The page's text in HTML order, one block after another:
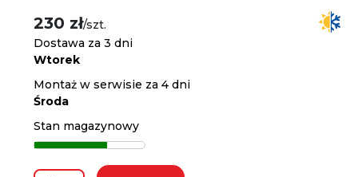
230 zł/szt.
Dostawa za 3 dni
Wtorek
Montaż w serwisie za 4 dni
Środa
Stan magazynowy